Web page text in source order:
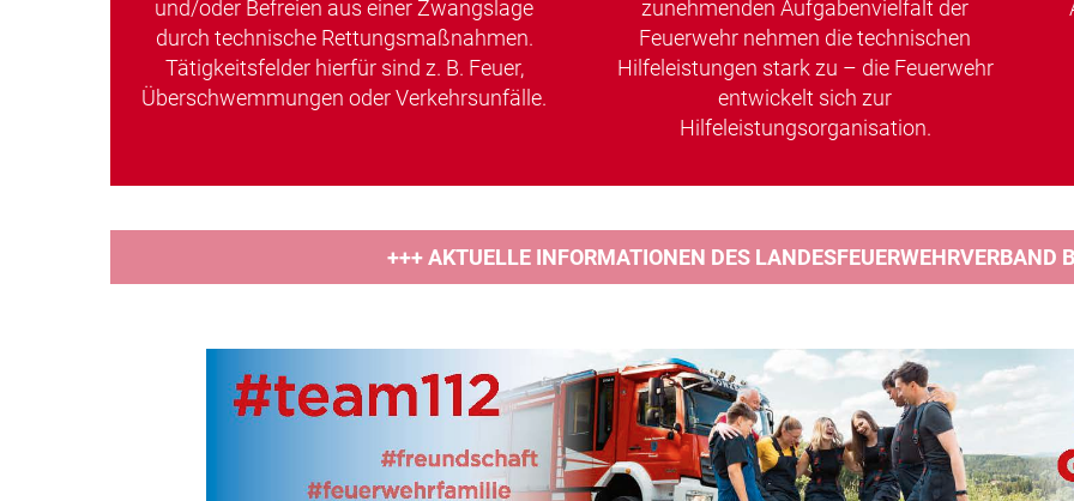
und/oder Befreien aus einer Zwangslage
durch technische Rettungsmaßnahmen.
Tätigkeitsfelder hierfür sind z. B. Feuer,
Überschwemmungen oder Verkehrsunfälle.
zunehmenden Aufgabenvielfalt der
Feuerwehr nehmen die technischen
Hilfeleistungen stark zu – die Feuerwehr
entwickelt sich zur
Hilfeleistungsorganisation.
+++ AKTUELLE INFORMATIONEN DES LANDESFEUERWEHRVERBAND